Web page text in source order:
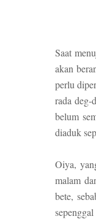
Saat
akan
perlu
rada deg-
belum
diaduk
Oiya,
malam
bete,